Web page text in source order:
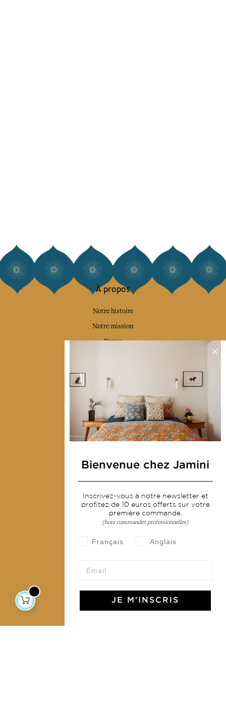
À propos
Notre histoire
Notre mission
Presse
Collections
Déco & Linge de maison
Linge de table
Sacs & pochettes
Services
Livraison & retour
CGV
L'Art de Vivre Jamini
Bienvenue chez Jamini
Inscrivez-vous à notre newsletter et
profitez de 10 euros offerts sur votre
première commande.
(hors commandes professionnelles)
Français Anglais
JE M'INSCRIS